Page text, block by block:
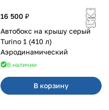
16 500 ₽
Автобокс на крышу серый
Turino 1 (410 л)
Аэродинамический
В наличии
В корзину